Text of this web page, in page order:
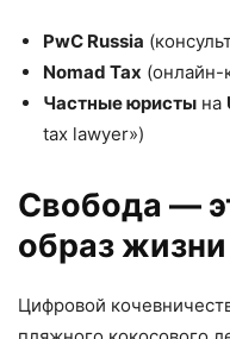
PwC Russia
Nomad Tax (онлайн-
Частные юристы на
tax lawyer»)
Свобода —
образ жизни
Цифровой